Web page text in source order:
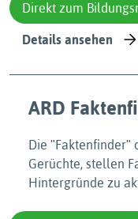
Direkt zum
Details ansehen
ARD
Die
Gerüchte, stellen
Hintergründe zu